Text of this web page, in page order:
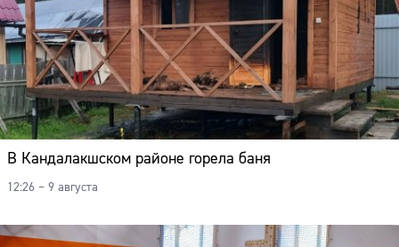
В Кандалакшском районе горела баня
12:26 – 9 августа